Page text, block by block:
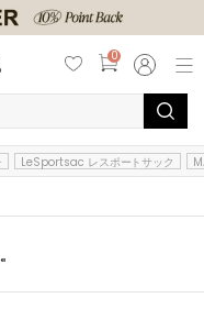
0
LeSportsac レスポートサック